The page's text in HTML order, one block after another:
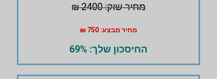
מחיר שוק: 2400 ₪
מחיר מבצע: 750 ₪
החיסכון שלך: 69%